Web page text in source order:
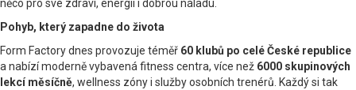
něco pro své zdraví, energii i dobrou náladu.
Pohyb, který zapadne do života
Form Factory dnes provozuje téměř 60 klubů po celé České republice
a nabízí moderně vybavená fitness centra, více než 6000 skupinových
lekcí měsíčně, wellness zóny i služby osobních trenérů. Každý si tak